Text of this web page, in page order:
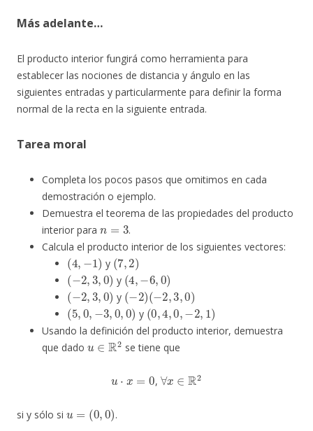
Más adelante…
El producto interior fungirá como herramienta para
establecer las nociones de distancia y ángulo en las
siguientes entradas y particularmente para definir la forma
normal de la recta en la siguiente entrada.
Tarea moral
Completa los pocos pasos que omitimos en cada
demostración o ejemplo.
Demuestra el teorema de las propiedades del producto
interior para
n =3
.
Calcula el producto interior de los siguientes vectores:
(4 ,− 1)
y
(7,2)
(−2, 3,0 )
y
(4,− ,0 )
(− 2,3,0 )
y
(−2)( −2,3 ,0
(5 0, −3 ,0 ,0 )
y
(0 4,0,−2,1
Usando la definición del producto interior, demuestra
que dado
u∈R2
se tiene que
,
∀ R2
si y sólo si
,0
.